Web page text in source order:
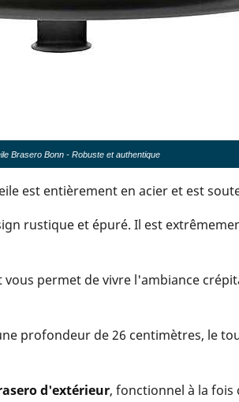
Brasero Bonn - Robuste et authentique
est entièrement en acier et est
rustique et épuré. Il est
permet de vivre l'ambiance
profondeur de 26 centimètres, le
d'extérieur, fonctionnel à la